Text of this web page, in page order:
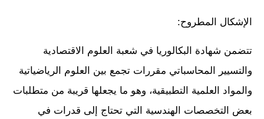
الإشكال المطروح:
تتضمن شهادة البكالوريا في شعبة العلوم الاقتصادية
والتسيير المحاسباتي مقررات تجمع بين العلوم الرياضياتية
والمواد العلمية التطبيقية، وهو ما يجعلها قريبة من متطلبات
بعض التخصصات الهندسية التي تحتاج إلى قدرات في